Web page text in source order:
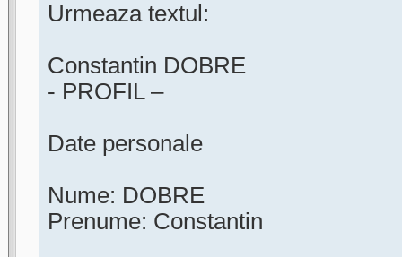
Urmeaza textul:
Constantin DOBRE
- PROFIL –
Date personale
Nume: DOBRE
Prenume: Constantin